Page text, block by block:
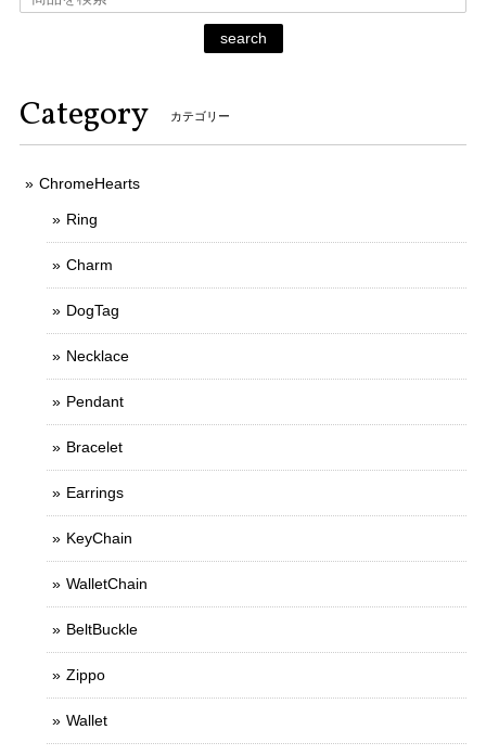
search
Category カテゴリー
ChromeHearts
Ring
Charm
DogTag
Necklace
Pendant
Bracelet
Earrings
KeyChain
WalletChain
BeltBuckle
Zippo
Wallet